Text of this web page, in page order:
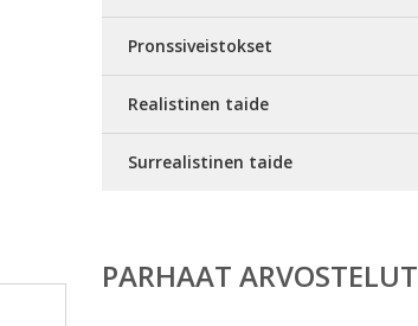
Pronssiveistokset
Realistinen taide
Surrealistinen taide
PARHAAT ARVOSTELUT